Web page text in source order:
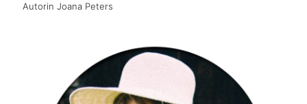
Autorin Joana Peters